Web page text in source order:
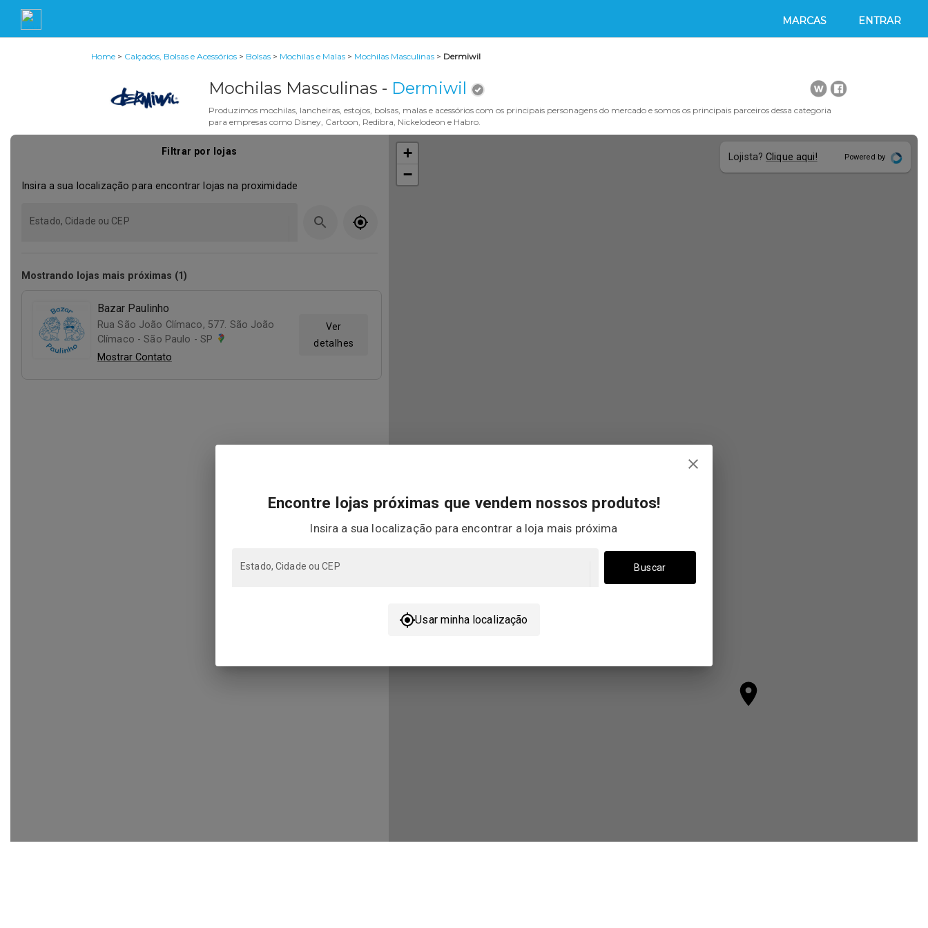
MARCAS ENTRAR
Home > Calçados, Bolsas e Acessórios > Bolsas > Mochilas e Malas > Mochilas Masculinas > Dermiwil
Mochilas Masculinas - Dermiwil
Produzimos mochilas, lancheiras, estojos, bolsas, malas e acessórios com os principais personagens do mercado e somos os principais parceiros dessa categoria
para empresas como Disney, Cartoon, Redibra, Nickelodeon e Habro.